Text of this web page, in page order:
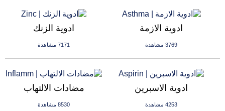
ادوية الزنك
7171 مشاهدة
ادوية الازمة
3769 مشاهدة
مضادات الالتهاب
8530 مشاهدة
ادوية الاسبرين
4253 مشاهدة